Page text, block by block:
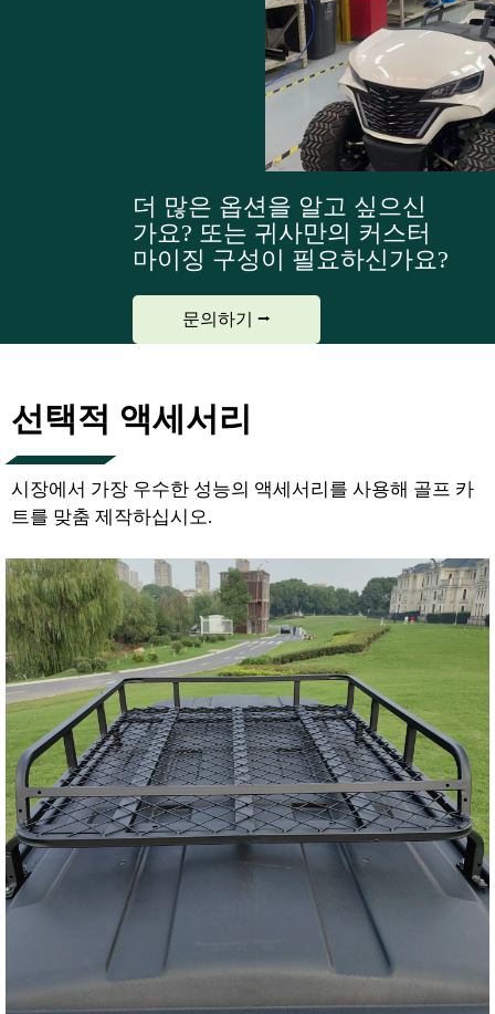
더 많은 옵션을 알고 싶으신
가요? 또는 귀사만의 커스터
마이징 구성이 필요하신가요?
문의하기 ⭢
선택적 액세서리
시장에서 가장 우수한 성능의 액세서리를 사용해 골프 카
트를 맞춤 제작하십시오.